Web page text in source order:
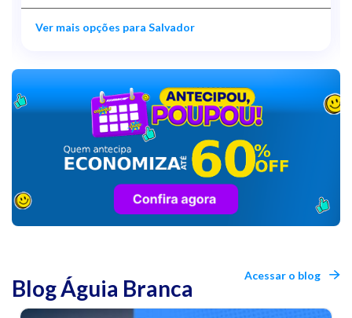
Ver mais opções para Salvador
Blog Águia Branca Acessar o blog